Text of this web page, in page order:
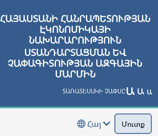
ՀԱՅԱՍՏԱՆԻ ՀԱՆՐԱՊԵՏՈՒԹՅԱՆ
ԷԿՈՆՈՄԻԿԱՅԻ
ՆԱԽԱՐԱՐՈՒԹՅՈՒՆ
ՍՏԱՆԴԱՐՏԱՑՄԱՆ ԵՎ
ՉԱՓԱԳԻՏՈՒԹՅԱՆ ԱԶԳԱՅԻՆ
ՄԱՐՄԻՆ
ՏԱՌԱՏԵՍԱԿԻ ՉԱՓՍԸԱ Ա Ա
Հայ Մուտք